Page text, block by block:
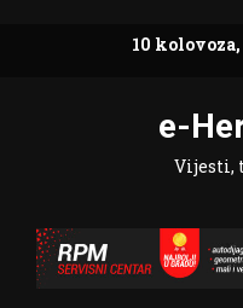
10
e-
Vijesti,